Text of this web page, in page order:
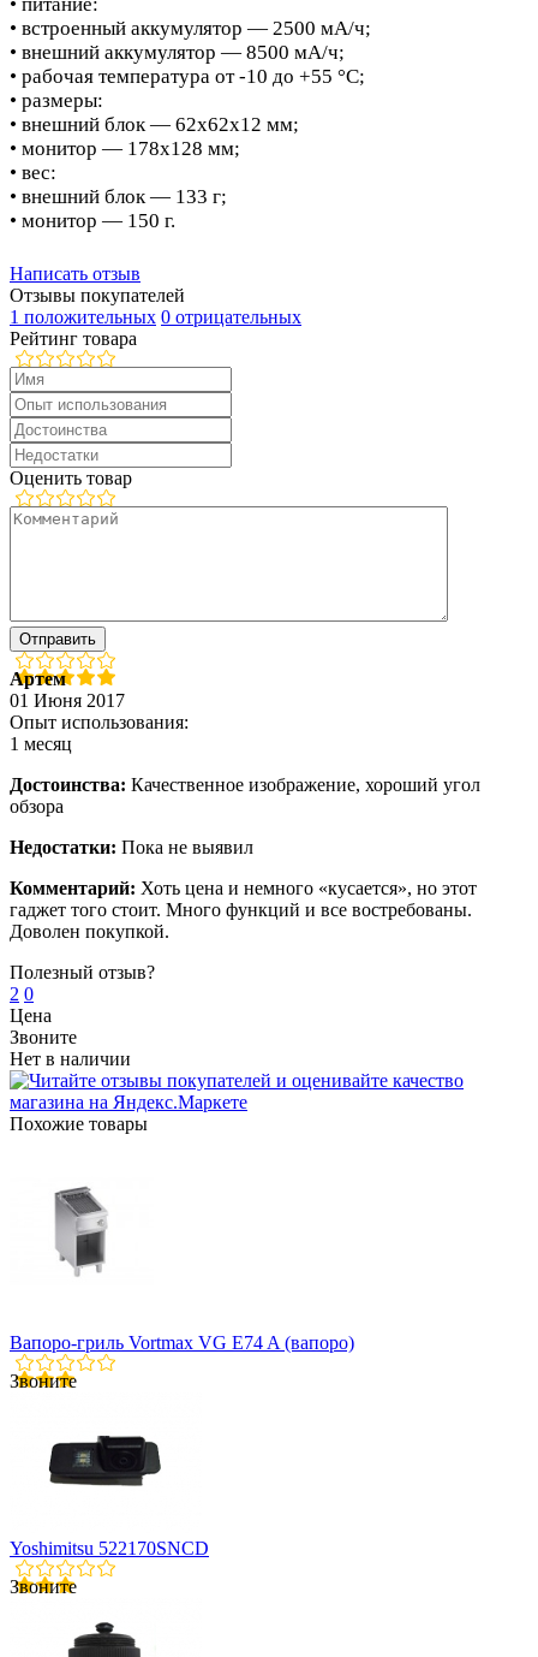
• встроенный аккумулятор — 2500 мА/ч;
• внешний аккумулятор — 8500 мА/ч;
• рабочая температура от -10 до +55 °С;
• размеры:
• внешний блок — 62х62х12 мм;
• монитор — 178х128 мм;
• вес:
• внешний блок — 133 г;
• монитор — 150 г.
Написать отзыв
Отзывы покупателей
1 положительных 0 отрицательных
Рейтинг товара
Оценить товар
Артем
01 Июня 2017
Опыт использования:
1 месяц
Достоинства: Качественное изображение, хороший угол
обзора
Недостатки: Пока не выявил
Комментарий: Хоть цена и немного «кусается», но этот
гаджет того стоит. Много функций и все востребованы.
Доволен покупкой.
Полезный отзыв?
2 0
Цена
Звоните
Нет в наличии
Похожие товары
Вапоро-гриль Vortmax VG E74 A (вапоро)
Звоните
Yoshimitsu 522170SNCD
Звоните